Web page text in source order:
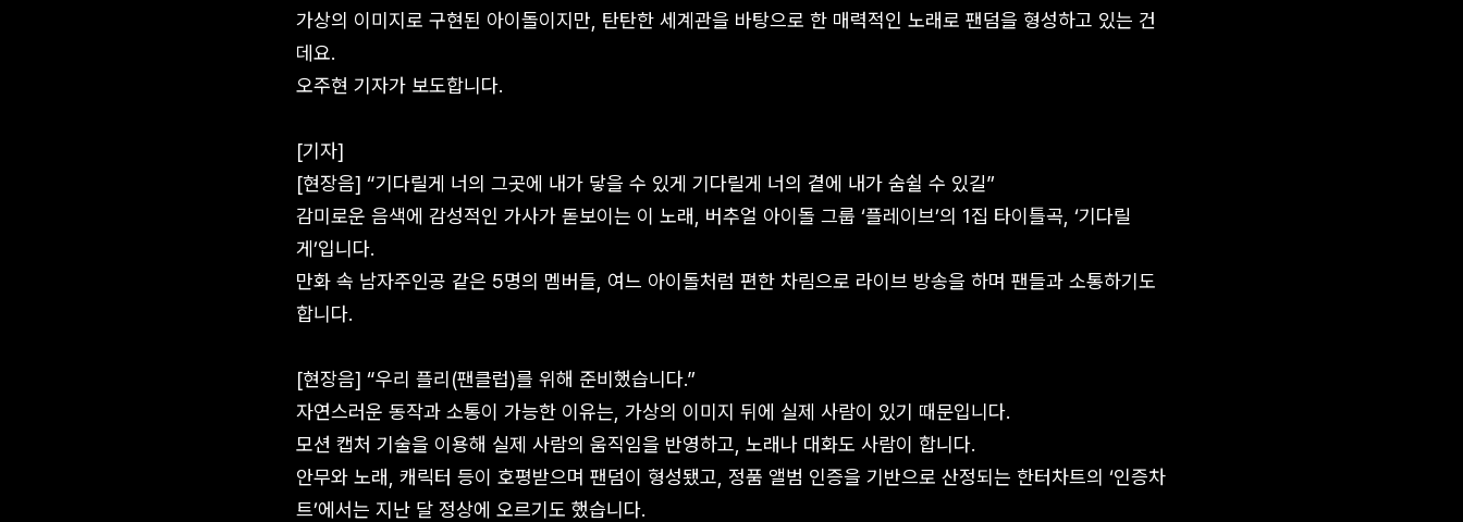
가상의 이미지로 구현된 아이돌이지만, 탄탄한 세계관을 바탕으로 한 매력적인 노래로 팬덤을 형성하고 있는 건
데요.
오주현 기자가 보도합니다.
[기자]
[현장음] “기다릴게 너의 그곳에 내가 닿을 수 있게 기다릴게 너의 곁에 내가 숨쉴 수 있길”
감미로운 음색에 감성적인 가사가 돋보이는 이 노래, 버추얼 아이돌 그룹 ‘플레이브’의 1집 타이틀곡, ‘기다릴
게’입니다.
만화 속 남자주인공 같은 5명의 멤버들, 여느 아이돌처럼 편한 차림으로 라이브 방송을 하며 팬들과 소통하기도
합니다.
[현장음] “우리 플리(팬클럽)를 위해 준비했습니다.”
자연스러운 동작과 소통이 가능한 이유는, 가상의 이미지 뒤에 실제 사람이 있기 때문입니다.
모션 캡처 기술을 이용해 실제 사람의 움직임을 반영하고, 노래나 대화도 사람이 합니다.
안무와 노래, 캐릭터 등이 호평받으며 팬덤이 형성됐고, 정품 앨범 인증을 기반으로 산정되는 한터차트의 ‘인증차
트’에서는 지난 달 정상에 오르기도 했습니다.